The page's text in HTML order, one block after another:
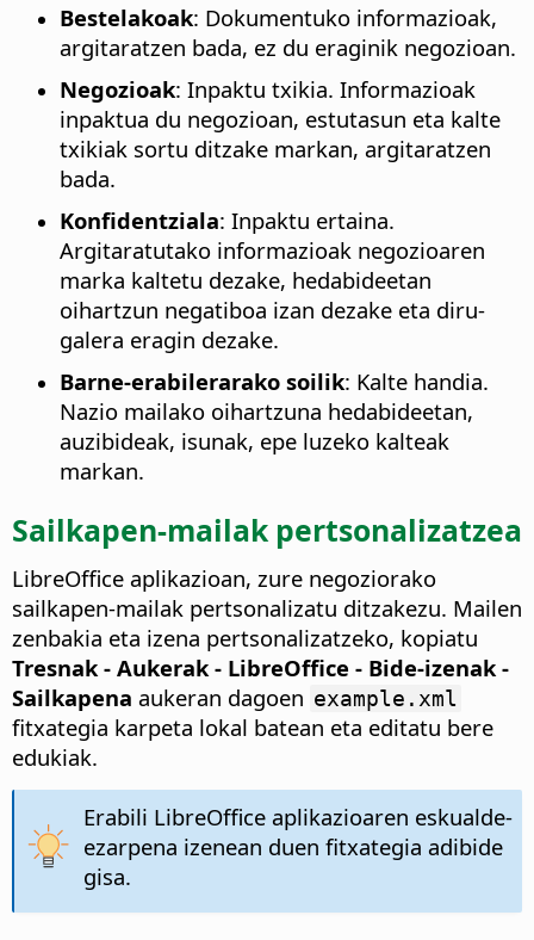
Bestelakoak: Dokumentuko informazioak,
argitaratzen bada, ez du eraginik negozioan.
Negozioak: Inpaktu txikia. Informazioak
inpaktua du negozioan, estutasun eta kalte
txikiak sortu ditzake markan, argitaratzen
bada.
Konfidentziala: Inpaktu ertaina.
Argitaratutako informazioak negozioaren
marka kaltetu dezake, hedabideetan
oihartzun negatiboa izan dezake eta diru-
galera eragin dezake.
Barne-erabilerarako soilik: Kalte handia.
Nazio mailako oihartzuna hedabideetan,
auzibideak, isunak, epe luzeko kalteak
markan.
Sailkapen-mailak pertsonalizatzea
LibreOffice aplikazioan, zure negoziorako
sailkapen-mailak pertsonalizatu ditzakezu. Mailen
zenbakia eta izena pertsonalizatzeko, kopiatu
Tresnak - Aukerak- LibreOffice - Bide-izenak -
Sailkapena aukeran dagoen example.xml
fitxategia karpeta lokal batean eta editatu bere
edukiak.
Erabili LibreOffice aplikazioaren eskualde-
ezarpena izenean duen fitxategia adibide
gisa.